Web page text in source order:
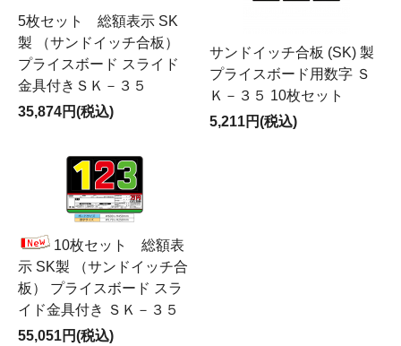
5枚セット 総額表示 SK
製 （サンドイッチ合板）
プライスボード スライド
金具付きＳＫ－３５
35,874円(税込)
サンドイッチ合板 (SK) 製
プライスボード用数字 Ｓ
Ｋ－３５ 10枚セット
5,211円(税込)
10枚セット 総額表
示 SK製 （サンドイッチ合
板） プライスボード スラ
イド金具付き ＳＫ－３５
55,051円(税込)